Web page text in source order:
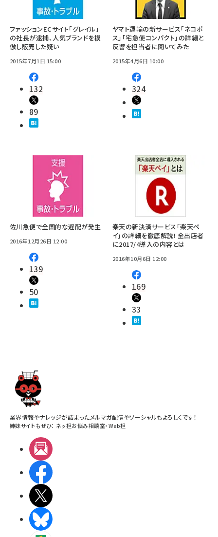
ファッションECサイト「グレイル」
の社長が逮捕、人気ブランドを模
倣し販売した疑い
2015年7月1日 15:00
132
89
ヤマト運輸の新サービス「ネコポ
ス」「宅急便コンパクト」の詳細と
反響を担当者に聞いてみた
2015年4月6日 10:00
324
佐川急便で全国的な遅配が発生
2016年12月26日 12:00
139
50
楽天の新決済サービス「楽天ペ
イ」の詳細を徹底解説! 全出店者
に2017/4導入の内容とは
2016年10月6日 12:00
169
33
業界情報やナレッジが詰まったメルマガ配信やソーシャルもよろしくです！
姉妹サイトもぜひ： ネッ担お悩み相談室・Web担